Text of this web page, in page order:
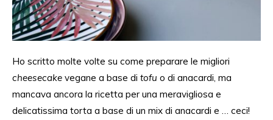
Ho scritto molte volte su come preparare le migliori
cheesecake vegane a base di tofu o di anacardi, ma
mancava ancora la ricetta per una meravigliosa e
delicatissima torta a base di un mix di anacardi e … ceci!